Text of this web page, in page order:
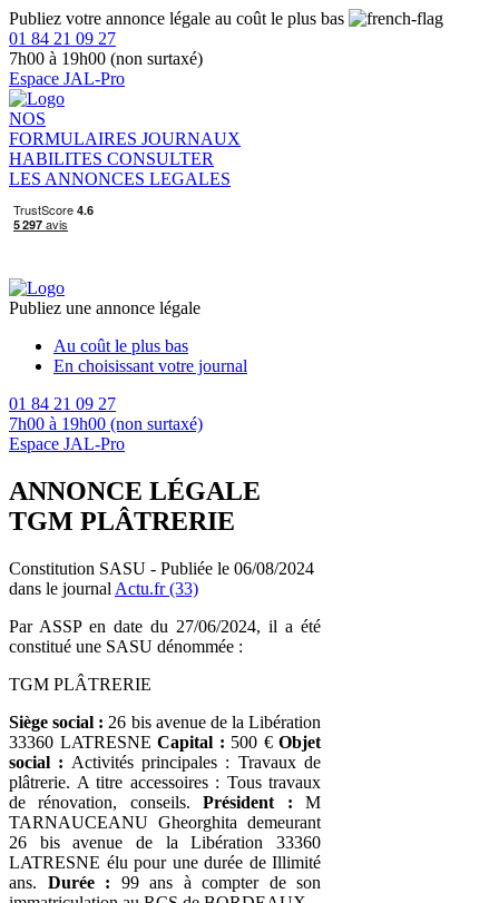
Publiez votre annonce légale au coût le plus bas
01 84 21 09 27
7h00 à 19h00 (non surtaxé)
Espace JAL-Pro
NOS
FORMULAIRES JOURNAUX
HABILITES CONSULTER
LES ANNONCES LEGALES
Publiez une annonce légale
Au coût le plus bas
En choisissant votre journal
01 84 21 09 27
7h00 à 19h00 (non surtaxé)
Espace JAL-Pro
ANNONCE LÉGALE
TGM PLÂTRERIE
Constitution SASU - Publiée le 06/08/2024
dans le journal Actu.fr (33)
Par ASSP en date du 27/06/2024, il a été
constitué une SASU dénommée :
TGM PLÂTRERIE
Siège social : 26 bis avenue de la Libération
33360 LATRESNE Capital : 500 € Objet
social : Activités principales : Travaux de
plâtrerie. A titre accessoires : Tous travaux
de rénovation, conseils.Président : M
TARNAUCEANU Gheorghita demeurant
26 bis avenue de la Libération 33360
LATRESNE élu pour une durée de Illimité
ans. Durée : 99 ans à compter de son